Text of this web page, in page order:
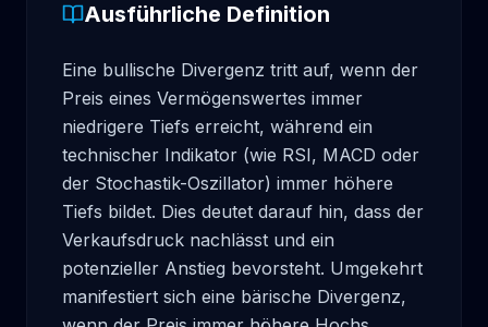
Ausführliche Definition
Eine bullische Divergenz tritt auf, wenn der
Preis eines Vermögenswertes immer
niedrigere Tiefs erreicht, während ein
technischer Indikator (wie RSI, MACD oder
der Stochastik-Oszillator) immer höhere
Tiefs bildet. Dies deutet darauf hin, dass der
Verkaufsdruck nachlässt und ein
potenzieller Anstieg bevorsteht. Umgekehrt
manifestiert sich eine bärische Divergenz,